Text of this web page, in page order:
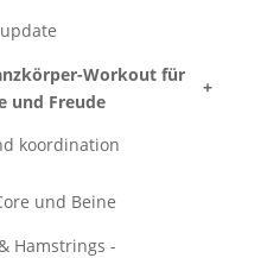
Workout für
und Freude
+
koordination
und Beine
Hamstrings -